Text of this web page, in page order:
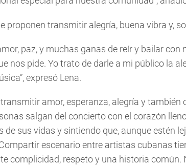
proponen transmitir alegría, buena vibra y,
paz, y muchas ganas de reír y bailar
nos pide. Yo trato de darle a mi público la
expresó Lena.
transmitir amor, esperanza, alegría y también
salgan del concierto con el corazón
de sus vidas y sintiendo que, aunque estén
escenario entre artistas cubanas
complicidad, respeto y una historia común.